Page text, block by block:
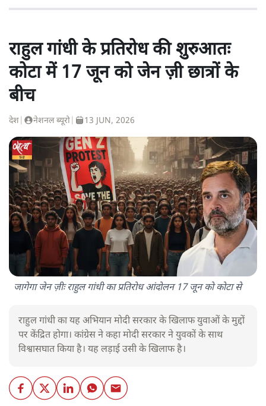
राहुल गांधी के प्रतिरोध की शुरुआतः
कोटा में 17 जून को जेन ज़ी छात्रों के
बीच
देश नेशनल ब्यूरो 13 JUN, 2026
जागेगा जेन ज़ीः राहुल गांधी का प्रतिरोध आंदोलन 17 जून को कोटा से
राहुल गांधी का यह अभियान मोदी सरकार के खिलाफ युवाओं के मुद्दों
पर केंद्रित होगा। कांग्रेस ने कहा मोदी सरकार ने युवकों के साथ
विश्वासघात किया है। यह लड़ाई उसी के खिलाफ है।